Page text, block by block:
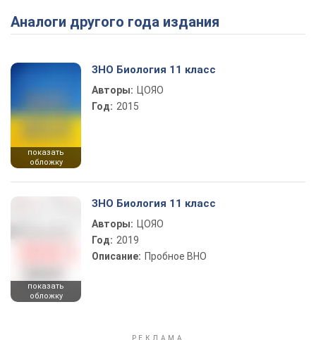
Play Video
Аналоги другого года издания
показать
обложку
ЗНО Биология 11 класс
Авторы: ЦОЯО
Год: 2015
показать
обложку
ЗНО Биология 11 класс
Авторы: ЦОЯО
Год: 2019
Описание: Пробное ВНО